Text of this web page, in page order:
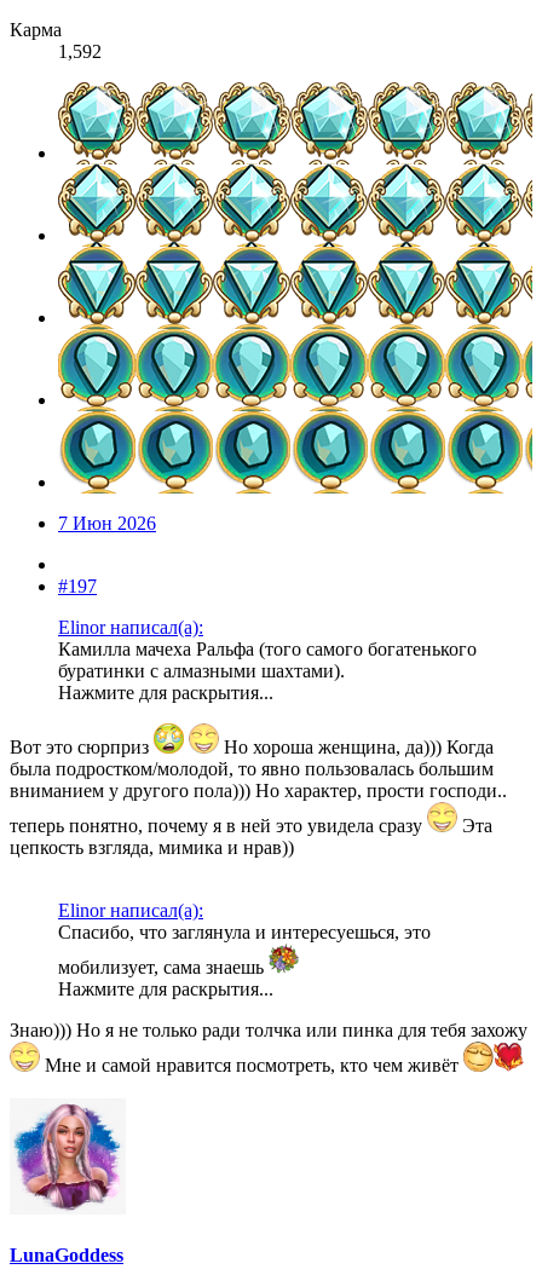
Карма
1,592
7 Июн 2026
#197
Elinor написал(а):
Камилла мачеха Ральфа (того самого богатенького
буратинки с алмазными шахтами).
Нажмите для раскрытия...
Вот это сюрприз
Но хороша женщина, да))) Когда
была подростком/молодой, то явно пользовалась большим
вниманием у другого пола))) Но характер, прости господи..
теперь понятно, почему я в ней это увидела сразу
Эта
цепкость взгляда, мимика и нрав))
Elinor написал(а):
Спасибо, что заглянула и интересуешься, это
мобилизует, сама знаешь
Нажмите для раскрытия...
Знаю))) Но я не только ради толчка или пинка для тебя захожу
Мне и самой нравится посмотреть, кто чем живёт
LunaGoddess